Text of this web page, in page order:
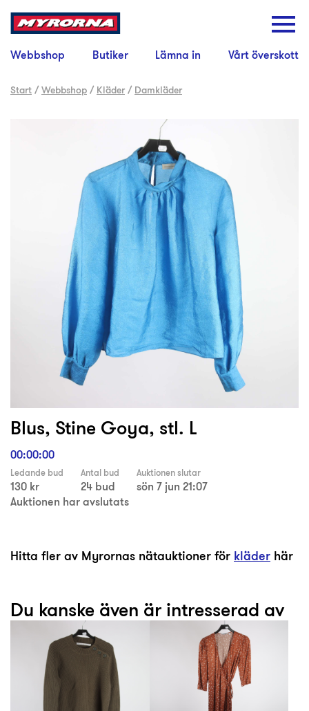
Webbshop Butiker Lämna in Vårt överskott
Start /Webbshop / Kläder / Damkläder
Blus, Stine Goya, stl. L
00:00:00
Ledande bud
130 kr
Antal bud
24 bud
Auktionen slutar
sön 7 jun 21:07
Auktionen har avslutats
Hitta fler av Myrornas nätauktioner för kläder här
Du kanske även är intresserad av